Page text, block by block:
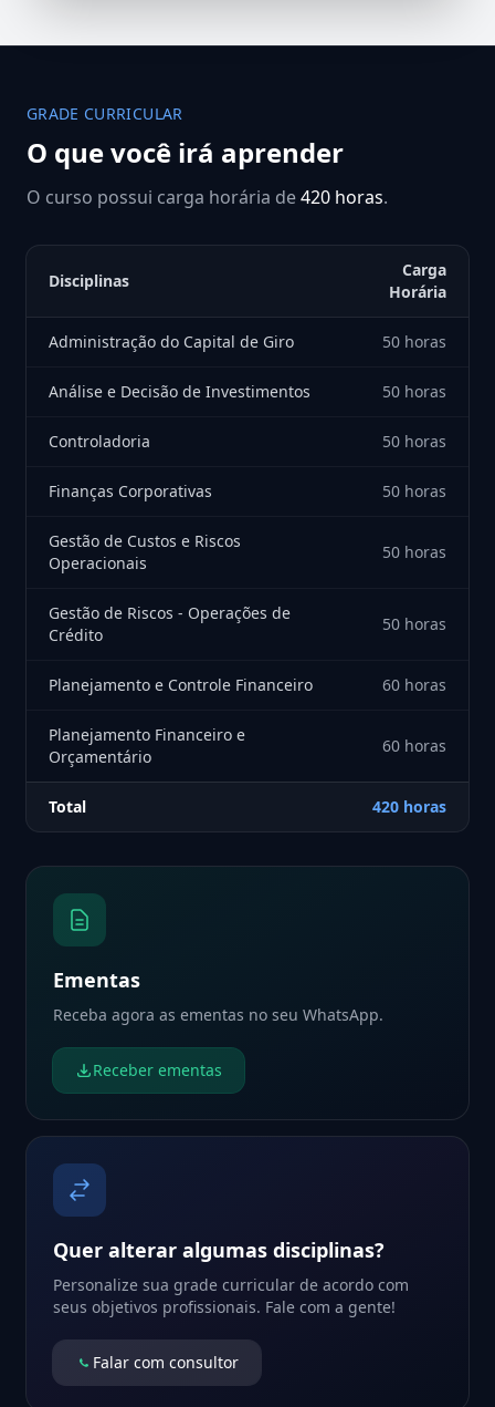
GRADE CURRICULAR
O que você irá aprender
O curso possui carga horária de420 horas.
Disciplinas
Carga
Horária
Administração do Capital de Giro 50 horas
Análise e Decisão de Investimentos 50 horas
Controladoria 50 horas
Finanças Corporativas 50 horas
Gestão de Custos e Riscos
Operacionais
50 horas
Gestão de Riscos - Operações de
Crédito
50 horas
Planejamento e Controle Financeiro 60 horas
Planejamento Financeiro e
Orçamentário
60 horas
Total 420 horas
Ementas
Receba agora as ementas no seu WhatsApp.
Receber ementas
Quer alterar algumas disciplinas?
Personalize sua grade curricular de acordo com
seus objetivos profissionais. Fale com a gente!
Falar com consultor